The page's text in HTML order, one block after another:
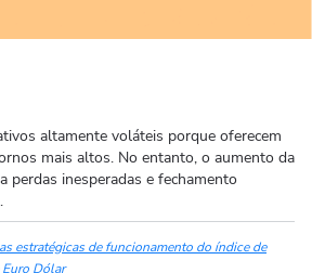
altamente voláteis porque oferecem
mais altos. No entanto, o aumento da
perdas inesperadas e fechamento
estratégicas de funcionamento do índice de
Euro Dólar